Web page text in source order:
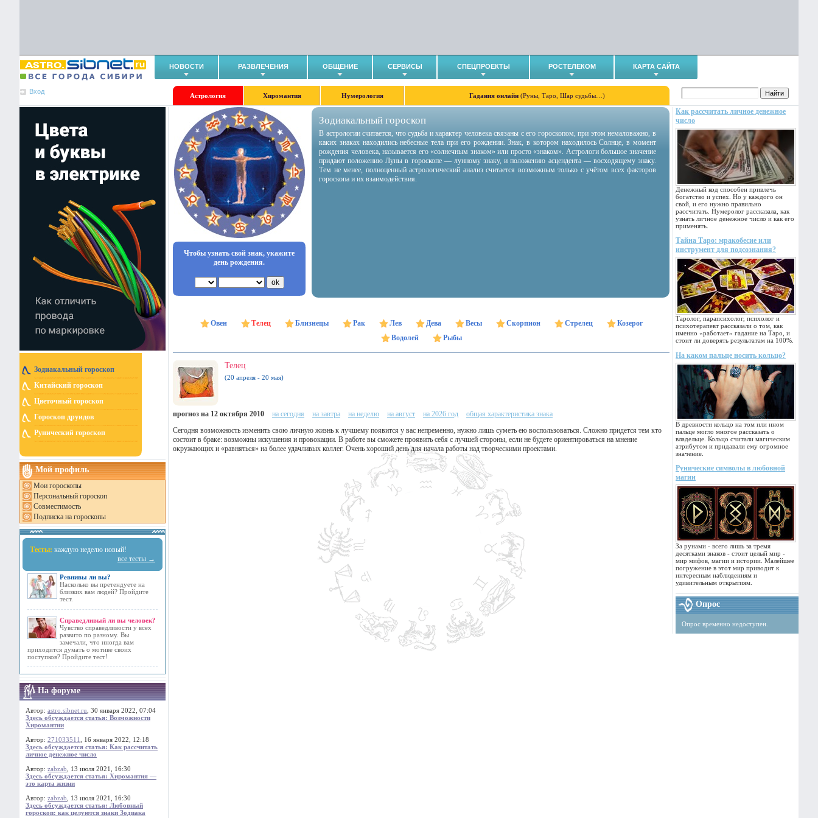
НОВОСТИ РАЗВЛЕЧЕНИЯ ОБЩЕНИЕ СЕРВИСЫ СПЕЦПРОЕКТЫ РОСТЕЛЕКОМ КАРТА САЙТА
Вход
Астрология Хиромантия Нумерология Гадания онлайн (Руны, Таро, Шар судьбы…)
Зодиакальный гороскоп
Китайский гороскоп
Цветочный гороскоп
Гороскоп друидов
Рунический гороскоп
Мой профиль
Мои гороскопы
Персональный гороскоп
Совместимость
Подписка на гороскопы
Тесты: каждую неделю новый!
все тесты →
Ревнивы ли вы?
Насколько вы претендуете на
близких вам людей? Пройдите
тест.
Справедливый ли вы человек?
Чувство справедливости у всех
развито по разному. Вы
замечали, что иногда вам
приходится думать о мотиве своих
поступков? Пройдите тест!
На форуме
Автор: astro.sibnet.ru , 30 января 2022, 07:04
Здесь обсуждается статья: Возможности
Хиромантии
Автор: 271033511
, 16 января 2022, 12:18
Здесь обсуждается статья: Как рассчитать
личное денежное число
Автор: zabzab , 13 июля 2021, 16:30
Здесь обсуждается статья: Хиромантия —
это карта жизни
Автор: zabzab , 13 июля 2021, 16:30
Здесь обсуждается статья: Любовный
гороскоп: как целуются знаки Зодиака
Как рассчитать личное денежное
число
Денежный код способен привлечь
богатство и успех. Но у каждого он
свой, и его нужно правильно
рассчитать. Нумеролог рассказала, как
узнать личное денежное число и как его
применять.
Тайна Таро: мракобесие или
инструмент для подсознания?
Таролог, парапсихолог, психолог и
психотерапевт рассказали о том, как
именно «работает» гадание на Таро, и
стоит ли доверять результатам на 100%.
На каком пальце носить кольцо?
В древности кольцо на том или ином
пальце могло многое рассказать о
владельце. Кольцо считали магическим
атрибутом и придавали ему огромное
значение.
Рунические символы в любовной
магии
За рунами - всего лишь за тремя
десятками знаков - стоит целый мир -
мир мифов, магии и истории. Малейшее
погружение в этот мир приводит к
интересным наблюдениям и
удивительным открытиям.
Опрос
Опрос временно недоступен.
Чтобы узнать свой знак, укажите
день рождения.
Зодиакальный гороскоп
В астрологии считается, что судьба и характер человека связаны с его гороскопом, при этом немаловажно, в
каких знаках находились небесные тела при его рождении. Знак, в котором находилось Солнце, в момент
рождения человека, называется его «солнечным знаком» или просто «знаком». Астрологи большое значение
придают положению Луны в гороскопе — лунному знаку, и положению асцендента — восходящему знаку.
Тем не менее, полноценный астрологический анализ считается возможным только с учётом всех факторов
гороскопа и их взаимодействия.
Овен Телец Близнецы Рак Лев Дева Весы Скорпион Стрелец
Козерог
Водолей
Рыбы
Телец
(20 апреля - 20 мая)
прогноз на 12 октября 2010 на сегодня на завтра на неделю на август на 2026 год
общая характеристика знака
Сегодня возможность изменить свою личную жизнь к лучшему появится у вас непременно, нужно лишь суметь ею воспользоваться. Сложно придется тем кто
состоит в браке: возможны искушения и провокации. В работе вы сможете проявить себя с лучшей стороны, если не будете ориентироваться на мнение
окружающих и «равняться» на более удачливых коллег. Очень хороший день для начала работы над творческими проектами.